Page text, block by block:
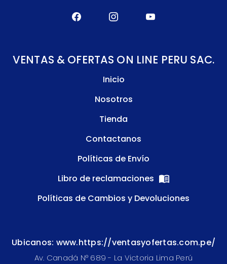
VENTAS & OFERTAS ON LINE PERU SAC.
Inicio
Nosotros
Tienda
Contactanos
Políticas de Envío
Libro de reclamaciones
Políticas de Cambios y Devoluciones
Ubicanos: www.https://ventasyofertas.com.pe/
Av. Canadá N° 689 - La Victoria Lima Perú